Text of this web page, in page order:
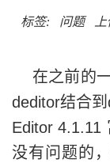
标签: 问题
在之前的一
deditor结合
Editor
没有问题的